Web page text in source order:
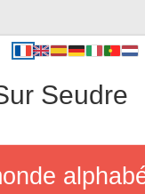
Seudre